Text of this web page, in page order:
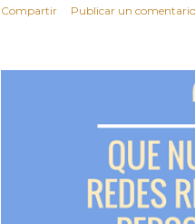
Compartir Publicar un comentario